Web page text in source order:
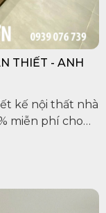
THIẾT - ANH
kế nội thất nhà
miễn phí cho
uy tín làm